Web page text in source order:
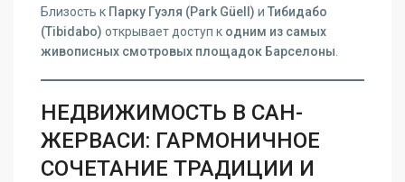
Близость к Парку Гуэля (Park Güell) иТибидабо
(Tibidabo) открывает доступ к одним из самых
живописных смотровых площадок Барселоны
НЕДВИЖИМОСТЬ В САН-
ЖЕРВАСИ: ГАРМОНИЧНОЕ
СОЧЕТАНИЕ ТРАДИЦИИ И